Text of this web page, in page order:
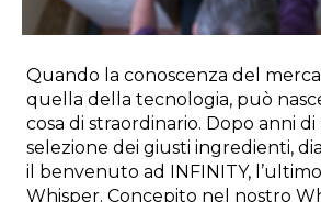
Quando la conoscenza del
quella della tecnologia, può
cosa di straordinario. Dopo anni di
selezione dei giusti ingredienti,
il benvenuto ad INFINITY,
Whisper. Concepito nel nostro